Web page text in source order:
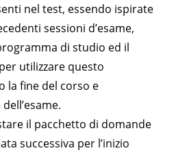
nel test, essendo ispirate
sessioni d’esame,
di studio ed il
utilizzare questo
la fine del corso e
il pacchetto di domande
successiva per l’inizio